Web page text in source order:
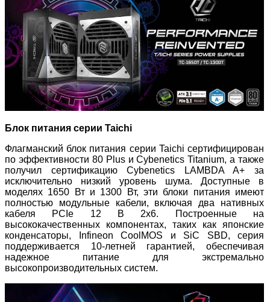
Блок питания серии Taichi
Флагманский блок питания серии Taichi сертифицирован
по эффективности 80 Plus и Cybenetics Titanium, а также
получил сертификацию Cybenetics LAMBDA A+ за
исключительно низкий уровень шума. Доступные в
моделях 1650 Вт и 1300 Вт, эти блоки питания имеют
полностью модульные кабели, включая два нативных
кабеля PCIe 12 В 2x6. Построенные на
высококачественных компонентах, таких как японские
конденсаторы, Infineon CoolMOS и SiC SBD, серия
поддерживается 10-летней гарантией, обеспечивая
надежное питание для экстремально
высокопроизводительных систем.